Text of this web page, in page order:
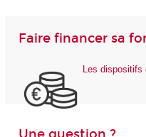
Faire financer sa
Les dispositifs